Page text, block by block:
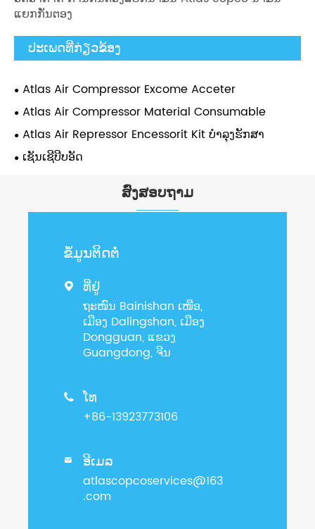
ແຍກກັ່ນຕອງ
ປະເພດທີ່ກ່ຽວຂ້ອງ
Atlas Air Compressor Excome Acceter
Atlas Air Compressor Material Consumable
Atlas Air Repressor Encessorit Kit ບໍາລຸງຮັກສາ
ເຊັນເຊີບີບອັດ
ສົ່ງສອບຖາມ
ຂໍ້​ມູນ​ຕິດ​ຕໍ່
 ທີ່ຢູ່
ຖະໜົນ Bainishan ເໜືອ,
ເມືອງ Dalingshan, ເມືອງ
Dongguan, ແຂວງ
Guangdong, ຈີນ
 ໂທ
+86-13923773106
 ອີເມລ
atlascopcoservices@163
.com